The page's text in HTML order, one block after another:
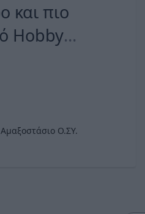
και πιο
Hobby
να
και
Ο.ΣΥ.